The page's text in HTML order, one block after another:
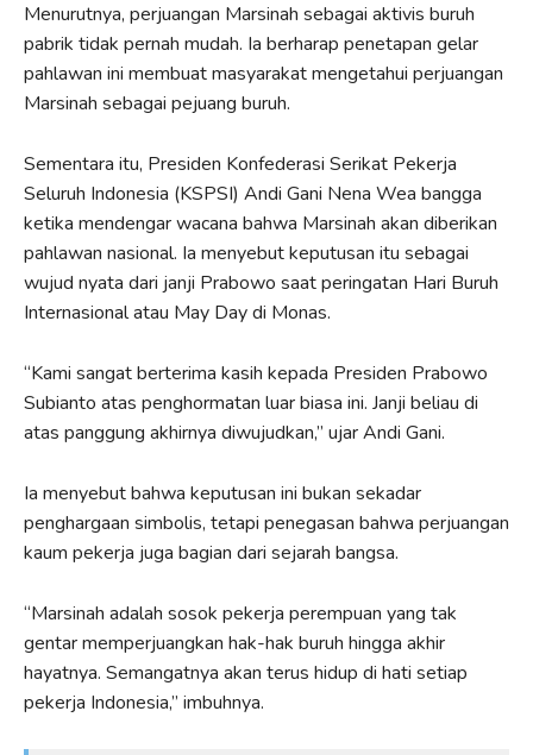
Menurutnya, perjuangan Marsinah sebagai aktivis buruh
pabrik tidak pernah mudah. Ia berharap penetapan gelar
pahlawan ini membuat masyarakat mengetahui perjuangan
Marsinah sebagai pejuang buruh.
Sementara itu, Presiden Konfederasi Serikat Pekerja
Seluruh Indonesia (KSPSI) Andi Gani Nena Wea bangga
ketika mendengar wacana bahwa Marsinah akan diberikan
pahlawan nasional. Ia menyebut keputusan itu sebagai
wujud nyata dari janji Prabowo saat peringatan Hari Buruh
Internasional atau May Day di Monas.
“Kami sangat berterima kasih kepada Presiden Prabowo
Subianto atas penghormatan luar biasa ini. Janji beliau di
atas panggung akhirnya diwujudkan,” ujar Andi Gani.
Ia menyebut bahwa keputusan ini bukan sekadar
penghargaan simbolis, tetapi penegasan bahwa perjuangan
kaum pekerja juga bagian dari sejarah bangsa.
“Marsinah adalah sosok pekerja perempuan yang tak
gentar memperjuangkan hak-hak buruh hingga akhir
hayatnya. Semangatnya akan terus hidup di hati setiap
pekerja Indonesia,” imbuhnya.